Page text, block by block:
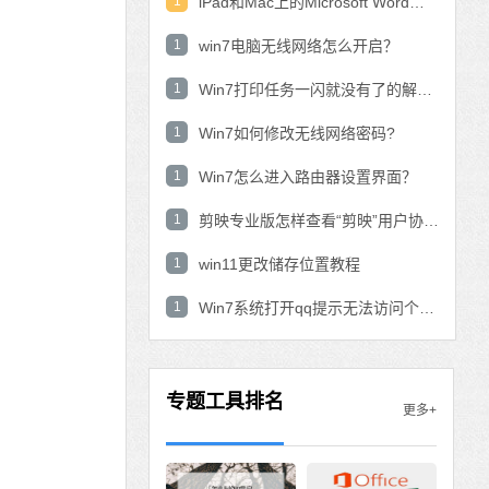
1 win7电脑无线网络怎么开启？
1
1 Win7如何修改无线网络密码?
1 Win7怎么进入路由器设置界面？
1
1 win11更改储存位置教程
1
专题工具排名 更多+